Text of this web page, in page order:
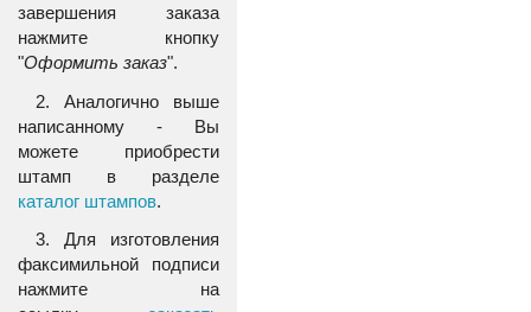
завершения заказа
нажмите кнопку
"Оформить заказ".
2. Аналогично выше
написанному - Вы
можете приобрести
штамп в разделе
каталог штампов.
3. Для изготовления
факсимильной подписи
нажмите на